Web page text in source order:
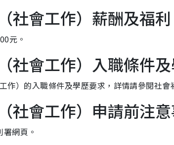
社會工作）薪酬及福利
元。
社會工作）入職條件
作）的入職條件及學歷要求，詳情請參閱社會
社會工作）申請前注
網頁。